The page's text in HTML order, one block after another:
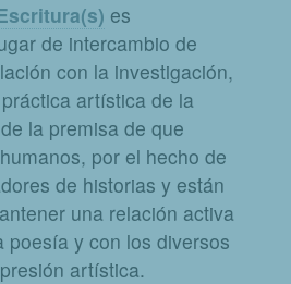
es
de intercambio de
con la investigación,
artística de la
la premisa de que
por el hecho de
de historias y están
una relación activa
poesía y con los diversos
artística.